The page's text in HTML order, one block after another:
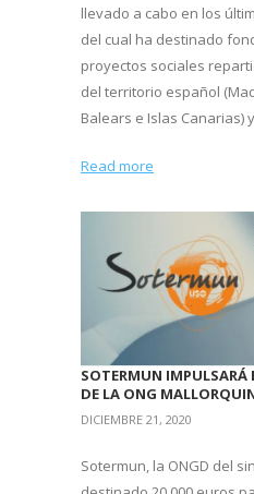
llevado a cabo en los
del cual ha destinado
proyectos sociales
del territorio español
Balears e Islas Canarias)
Read more
SOTERMUN IMPULSARÁ
DE LA ONG
DICIEMBRE 21, 2020
Sotermun, la ONGD del